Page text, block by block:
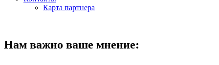
Карта партнера
Нам важно ваше мнение: